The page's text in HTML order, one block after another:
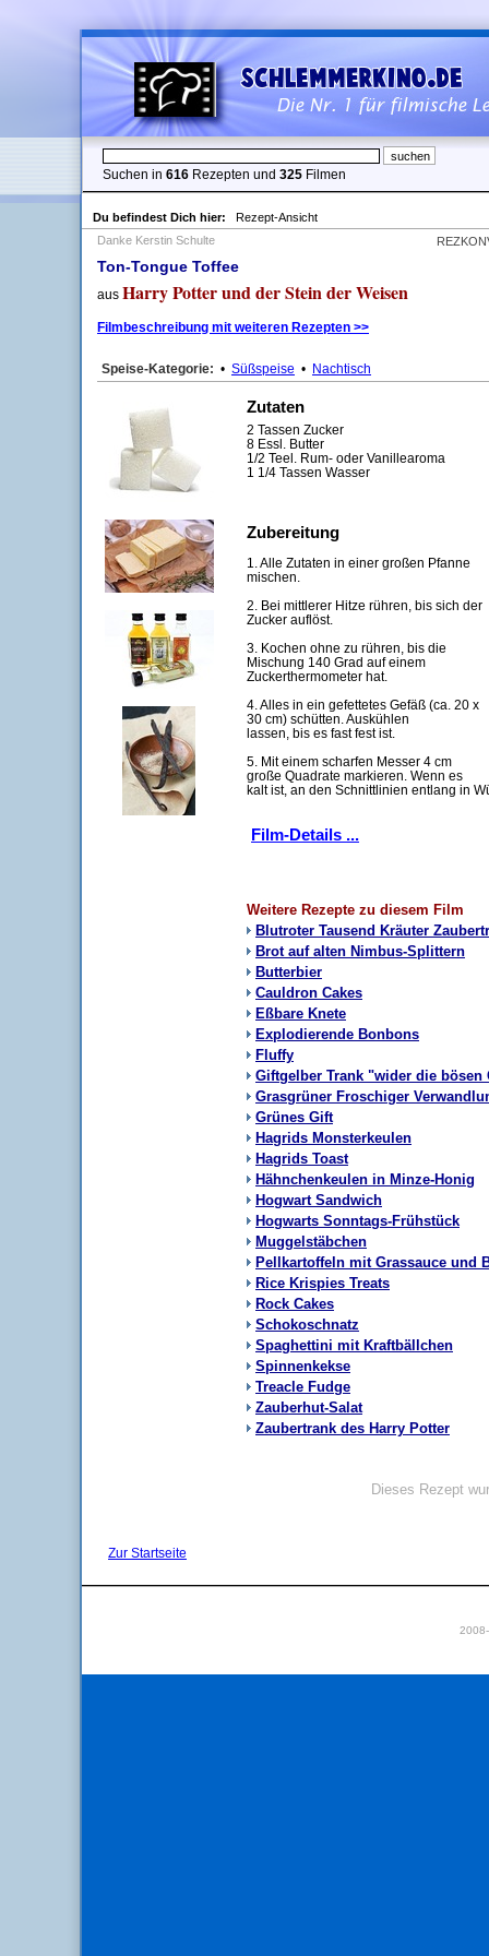
Suchen in 616 Rezepten und 325 Filmen
Du befindest Dich hier:
Rezept-Ansicht
Danke Kerstin Schulte
Ton-Tongue Toffee
aus Harry Potter und der Stein der Weisen
Filmbeschreibung mit weiteren Rezepten >>
Speise-Kategorie: • Süßspeise • Nachtisch
Zutaten
2 Tassen Zucker
8 Essl. Butter
1/2 Teel. Rum- oder Vanillearoma
1 1/4 Tassen Wasser
Zubereitung
1. Alle Zutaten in einer großen Pfanne
mischen.
2. Bei mittlerer Hitze rühren, bis sich der
Zucker auflöst.
3. Kochen ohne zu rühren, bis die
Mischung 140 Grad auf einem
Zuckerthermometer hat.
4. Alles in ein gefettetes Gefäß (ca. 20 x
30 cm) schütten. Auskühlen
lassen, bis es fast fest ist.
5. Mit einem scharfen Messer 4 cm
große Quadrate markieren. Wenn es
kalt ist, an den Schnittlinien entlang in
Film-Details ...
Weitere Rezepte zu diesem Film
Blutroter Tausend Kräuter
Brot auf alten Nimbus-Splittern
Butterbier
Cauldron Cakes
Eßbare Knete
Explodierende Bonbons
Fluffy
Giftgelber Trank "wider die bösen
Grasgrüner Froschiger
Grünes Gift
Hagrids Monsterkeulen
Hagrids Toast
Hähnchenkeulen in Minze-Honig
Hogwart Sandwich
Hogwarts Sonntags-Frühstück
Muggelstäbchen
Pellkartoffeln mit Grassauce und
Rice Krispies Treats
Rock Cakes
Schokoschnatz
Spaghettini mit Kraftbällchen
Spinnenkekse
Treacle Fudge
Zauberhut-Salat
Zaubertrank des Harry Potter
Dieses Rezept
Zur Startseite